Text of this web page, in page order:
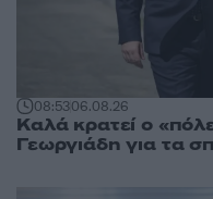
08:5306.08.26
Καλά κρατεί ο
Γεωργιάδη για τα